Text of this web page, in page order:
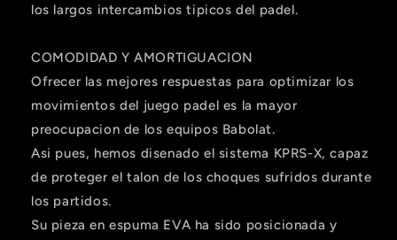
los largos intercambios tipicos del padel.
COMODIDAD Y AMORTIGUACION
Ofrecer las mejores respuestas para optimizar los
movimientos del juego padel es la mayor
preocupacion de los equipos Babolat.
Asi pues, hemos disenado el sistema KPRS-X, capaz
de proteger el talon de los choques sufridos durante
los partidos.
Su pieza en espuma EVA ha sido posicionada y